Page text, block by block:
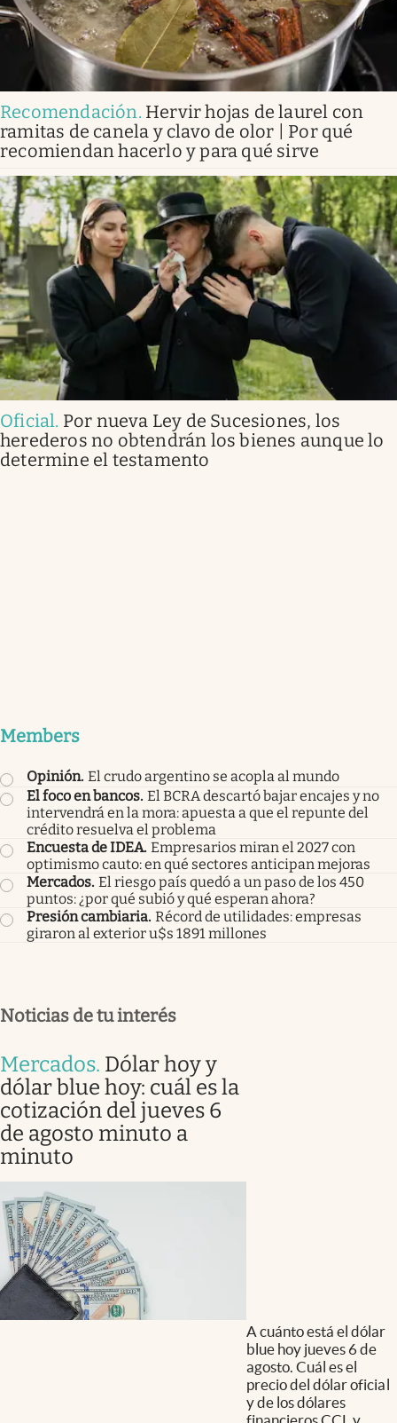
Recomendación. Hervir hojas de laurel con
ramitas de canela y clavo de olor | Por qué
recomiendan hacerlo y para qué sirve
Oficial. Por nueva Ley de Sucesiones, los
herederos no obtendrán los bienes aunque lo
determine el testamento
Members
Opinión. El crudo argentino se acopla al mundo
El foco en bancos. El BCRA descartó bajar encajes y no
intervendrá en la mora: apuesta a que el repunte del
crédito resuelva el problema
Encuesta de IDEA. Empresarios miran el 2027 con
optimismo cauto: en qué sectores anticipan mejoras
Mercados. El riesgo país quedó a un paso de los 450
puntos: ¿por qué subió y qué esperan ahora?
Presión cambiaria. Récord de utilidades: empresas
giraron al exterior u$s 1891 millones
Noticias de tu interés
Mercados. Dólar hoy y
dólar blue hoy: cuál es la
cotización del jueves 6
de agosto minuto a
minuto
A cuánto está el dólar
blue hoy jueves 6 de
agosto. Cuál es el
precio del dólar oficial
y de los dólares